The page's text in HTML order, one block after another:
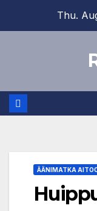
Thu.
ÄÄNIMATKA